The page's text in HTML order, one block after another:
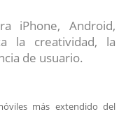
iPhone, Android,
la creatividad, la
de usuario.
más extendido del